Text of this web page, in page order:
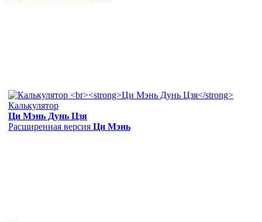
Калькулятор
Ци Мэнь Дунь Цзя
Расширенная версия Ци Мэнь